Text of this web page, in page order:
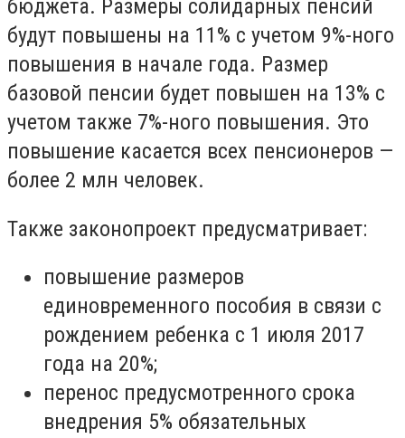
бюджета. Размеры солидарных пенсий
будут повышены на 11% с учетом 9%-ного
повышения в начале года. Размер
базовой пенсии будет повышен на 13% с
учетом также 7%-ного повышения. Это
повышение касается всех пенсионеров —
более 2 млн человек.
Также законопроект предусматривает:
повышение размеров
единовременного пособия в связи с
рождением ребенка с 1 июля 2017
года на 20%;
перенос предусмотренного срока
внедрения 5% обязательных